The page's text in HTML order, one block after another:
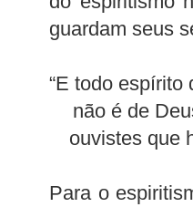
guardam seus
“E todo espírito
não é de
ouvistes que
Para o